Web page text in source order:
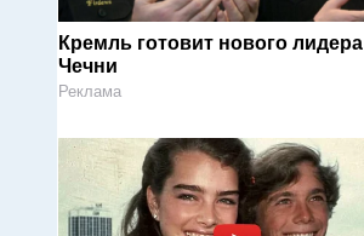
Кремль готовит нового лидера
Чечни
Реклама